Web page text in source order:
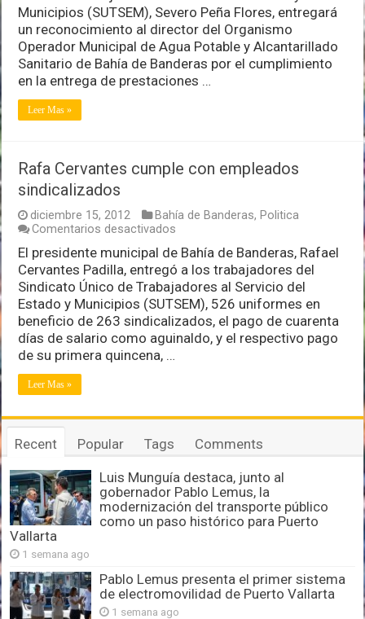
de
Oromapas
Municipios (SUTSEM), Severo Peña Flores, entregará
un reconocimiento al director del Organismo
Operador Municipal de Agua Potable y Alcantarillado
Sanitario de Bahía de Banderas por el cumplimiento
en la entrega de prestaciones …
Leer Mas »
Rafa Cervantes cumple con empleados
sindicalizados
diciembre 15, 2012 Bahía de Banderas, Politica
Comentarios desactivados
Cervantes
cumple
con
empleados
sindicalizados
El presidente municipal de Bahía de Banderas, Rafael
Cervantes Padilla, entregó a los trabajadores del
Sindicato Único de Trabajadores al Servicio del
Estado y Municipios (SUTSEM), 526 uniformes en
beneficio de 263 sindicalizados, el pago de cuarenta
días de salario como aguinaldo, y el respectivo pago
de su primera quincena, …
Leer Mas »
Recent Popular Tags Comments
Luis Munguía destaca, junto al
gobernador Pablo Lemus, la
modernización del transporte público
como un paso histórico para Puerto
Vallarta
1 semana ago
Pablo Lemus presenta el primer sistema
de electromovilidad de Puerto Vallarta
1 semana ago